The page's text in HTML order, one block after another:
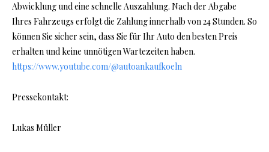
Abwicklung und eine schnelle Auszahlung. Nach der Abgabe
Ihres Fahrzeugs erfolgt die Zahlung innerhalb von 24 Stunden. So
können Sie sicher sein, dass Sie für Ihr Auto den besten Preis
erhalten und keine unnötigen Wartezeiten haben.
https://www.youtube.com/@autoankaufkoeln
Pressekontakt:
Lukas Müller